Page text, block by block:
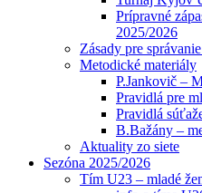
Prípravné
2025/2026
Zásady pre
Metodické materiály
P.Jankovič –
Pravidlá pre
Pravidlá
B.Bažány –
Aktuality zo siete
Sezóna 2025/2026
Tím U23 – mladé